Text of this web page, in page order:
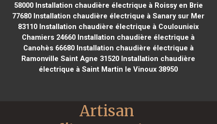
58000Installation chaudière électrique à Roissy en Brie
77680 Installation chaudière électrique à Sanary sur Mer
83110 Installation chaudière électrique à Coulounieix
Chamiers 24660 Installation chaudière électrique à
Canohès 66680Installation chaudière électrique à
Ramonville Saint Agne 31520 Installation chaudière
électrique à Saint Martin le Vinoux 38950
Artisan